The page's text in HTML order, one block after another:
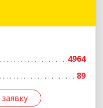
4964
89
г, Декабрьских